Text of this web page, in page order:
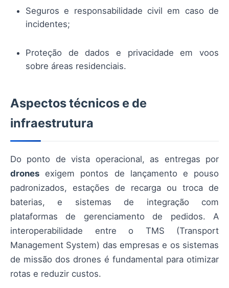
Seguros e responsabilidade civil em caso de
incidentes;
Proteção de dados e privacidade em voos
sobre áreas residenciais.
Aspectos técnicos e de
infraestrutura
Do ponto de vista operacional, as entregas por
drones exigem pontos de lançamento e pouso
padronizados, estações de recarga ou troca de
baterias, e sistemas de integração com
plataformas de gerenciamento de pedidos. A
interoperabilidade entre o TMS (Transport
Management System) das empresas e os sistemas
de missão dos drones é fundamental para otimizar
rotas e reduzir custos.